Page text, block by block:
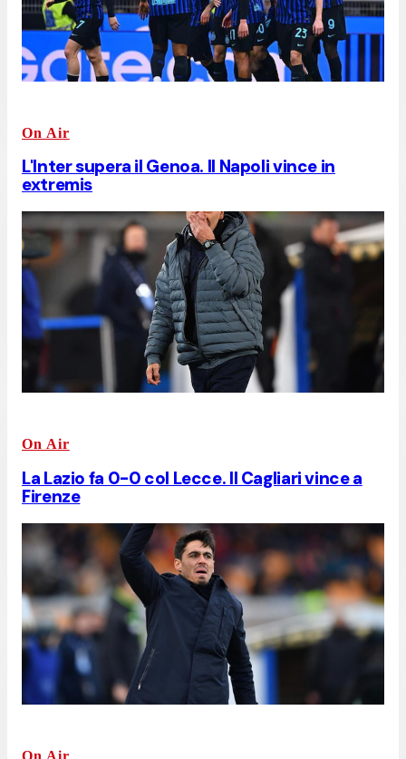
On Air
L'Inter supera il Genoa. Il Napoli vince in
extremis
On Air
La Lazio fa 0-0 col Lecce. Il Cagliari vince a
Firenze
On Air